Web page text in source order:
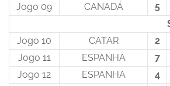
Jogo 09
CANADÁ 5
Jogo 10
CATAR 2
Jogo 11
ESPANHA 7
Jogo 12
ESPANHA 4